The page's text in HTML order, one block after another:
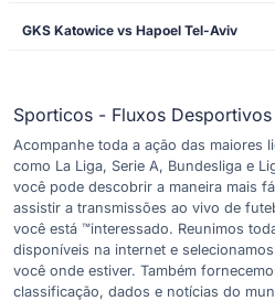
GKS Katowice vs Hapoel Tel-Aviv
Sporticos - Fluxos
Acompanhe toda a ação das maiores
como La Liga, Serie A, Bundesliga e
você pode descobrir a maneira mais
assistir a transmissões ao vivo de
você está ™interessado. Reunimos
disponíveis na internet e
você onde estiver. Também
classificação, dados e notícias do